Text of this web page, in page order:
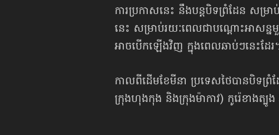
ការប្រកាសនេះ នឹងបន្តបិទព្រំដែន សម្
នេះ សម្រាប់រយៈពេលជាបណ្ដោះអាស
អាចបើកឡើងវិញ ក្នុងពេលឆាប់ៗនេះដែរ
កាលពីដើមខែមីនា ប្រទេសថៃបានបិទព្
ក្រុងហុងកុង និងក្រុងម៉ាកាវ) កូរ៉េខាងត្